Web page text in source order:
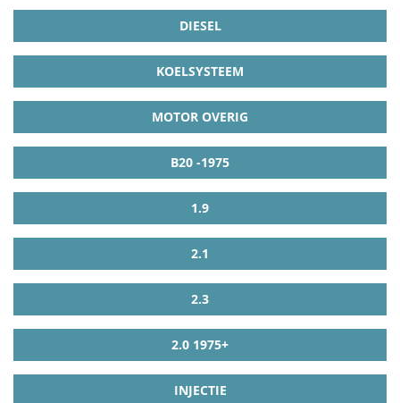
DIESEL
KOELSYSTEEM
MOTOR OVERIG
B20 -1975
1.9
2.1
2.3
2.0 1975+
INJECTIE